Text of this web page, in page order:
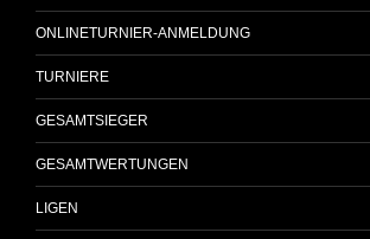
ONLINETURNIER-ANMELDUNG
TURNIERE
GESAMTSIEGER
GESAMTWERTUNGEN
LIGEN